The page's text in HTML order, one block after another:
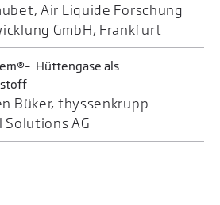
Air Liquide Forschung
GmbH, Frankfurt
Hüttengase als
Büker, thyssenkrupp
AG